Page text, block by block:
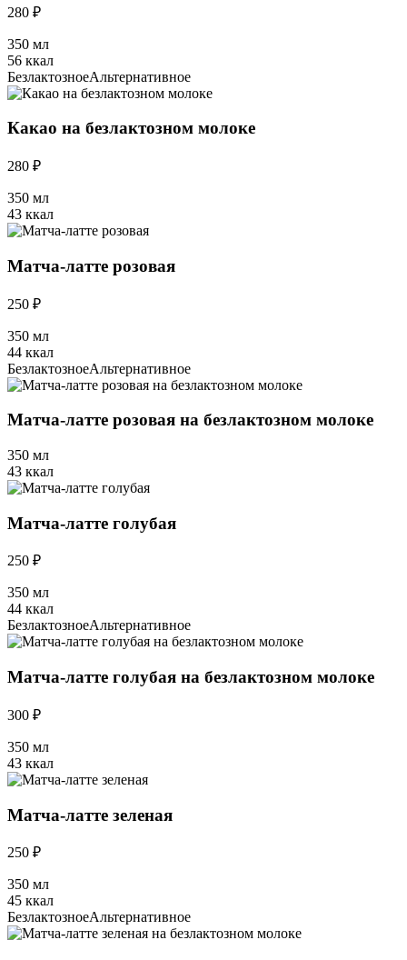
280 ₽
350 мл
56 ккал
БезлактозноеАльтернативное
Какао на безлактозном молоке
280 ₽
350 мл
43 ккал
Матча-латте розовая
250 ₽
350 мл
44 ккал
БезлактозноеАльтернативное
Матча-латте розовая на безлактозном молоке
350 мл
43 ккал
Матча-латте голубая
250 ₽
350 мл
44 ккал
БезлактозноеАльтернативное
Матча-латте голубая на безлактозном молоке
300 ₽
350 мл
43 ккал
Матча-латте зеленая
250 ₽
350 мл
45 ккал
БезлактозноеАльтернативное